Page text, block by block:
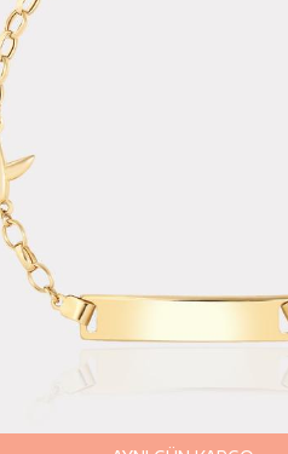
Teslimat